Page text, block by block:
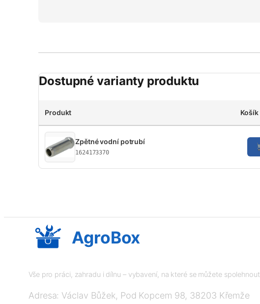
Dostupné varianty produktu
Produkt Košík
Zpětné vodní potrubí
1624173370
AgroBox
Vše pro práci, zahradu i dílnu – vybavení, na které se můžete spolehnout
Adresa: Václav Bůžek, Pod Kopcem 98, 38203 Křemže